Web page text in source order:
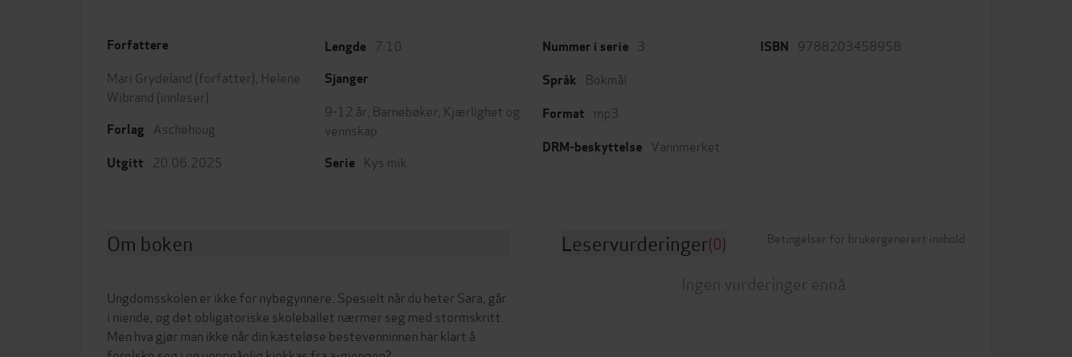
Forfattere
Mari Grydeland (forfatter), Helene
Wibrand (innleser)
Forlag Aschehoug
Utgitt 20.06.2025
Lengde 7:10
Sjanger
9-12 år Barnebøker Kjærlighet og
vennskap
Serie Kys mik
Nummer i serie 3
Språk Bokmål
Format mp3
DRM-beskyttelse Vannmerket
ISBN 9788203458958
Om boken
Ungdomsskolen er ikke for nybegynnere. Spesielt når du heter Sara, går
i niende, og det obligatoriske skoleballet nærmer seg med stormskritt.
Men hva gjør man ikke når din kasteløse bestevenninnen har klart å
Leservurderinger(0) Betingelser for brukergenerert innhold
Ingen vurderinger ennå